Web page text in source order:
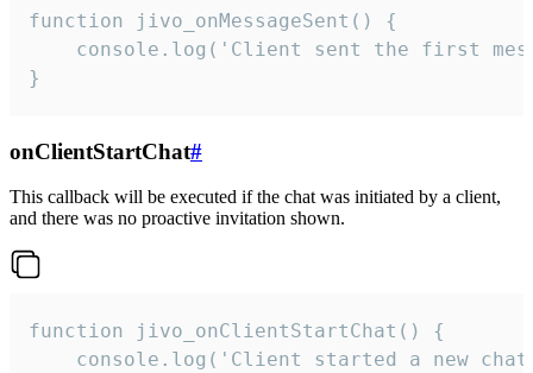
function jivo_onMessageSent() {
console.log('Client sent the first
}
onClientStartChat#
This callback will be executed if the chat was initiated by a client,
and there was no proactive invitation shown.
function jivo_onClientStartChat() {
console.log('Client started a new